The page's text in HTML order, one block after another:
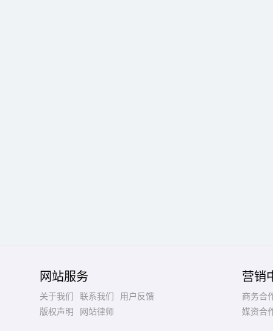
网站服务
关于我们 联系我们
用户反馈
版权声明
网站律师
营销
商务合
媒资合